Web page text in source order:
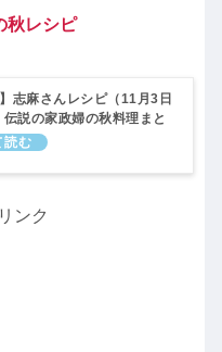
秋レシピ
】志麻さんレシピ（11月3日
説の家政婦の秋料理まと
・ソース焼きそばなど）
ンク